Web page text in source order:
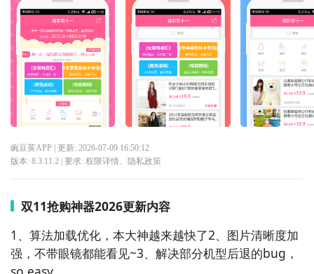
豌豆荚APP | 更新: 2026-07-09 16:50:12
版本: 8.3.11.2| 要求: 权限详情、 隐私政策
双11抢购神器2026更新内容
1、算法加载优化，本大神越来越快了2、图片清晰度加
强，不带眼镜都能看见~3、解决部分机型后退的bug，